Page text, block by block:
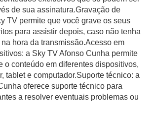
de sua assinatura.Gravação de
TV permite que você grave os seus
para assistir depois, caso não tenha
hora da transmissão.Acesso em
a Sky TV Afonso Cunha permite
o conteúdo em diferentes dispositivos,
tablet e computador.Suporte técnico: a
oferece suporte técnico para
a resolver eventuais problemas ou